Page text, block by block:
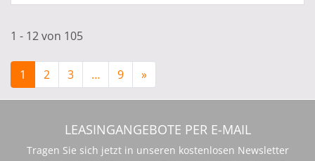
1 - 12 von 105
1 2 3 … 9 »
LEASINGANGEBOTE PER E-MAIL
Tragen Sie sich jetzt in unseren kostenlosen Newsletter